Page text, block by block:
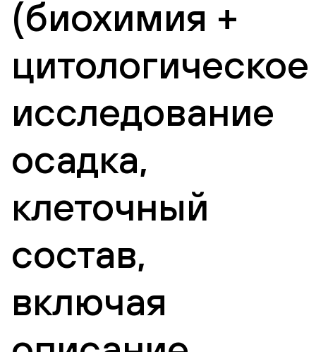
(биохимия +
цитологическое
исследование
осадка,
клеточный
состав,
включая